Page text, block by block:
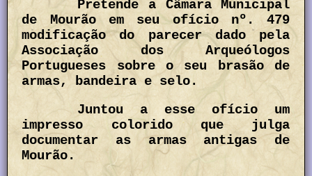
Pretende a Câmara Municipal
de Mourão em seu ofício nº. 479
modificação do parecer dado pela
Associação dos Arqueólogos
Portugueses sobre o seu brasão de
armas, bandeira e selo.
Juntou a esse ofício um
impresso colorido que julga
documentar as armas antigas de
Mourão.